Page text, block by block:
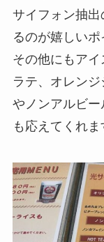
サイフォン抽
るのが嬉しいポ
その他にもア
ラテ、オレン
やノンアルビ
も応えてくれま